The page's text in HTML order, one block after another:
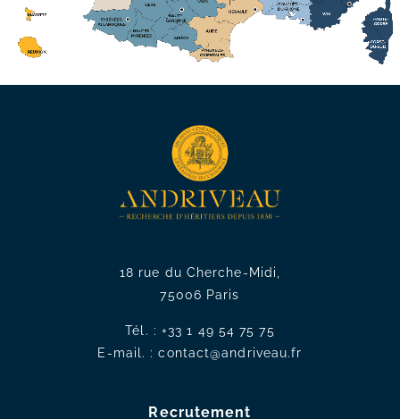
18 rue du Cherche-Midi,
75006 Paris
Tél. : +33 1 49 54 75 75
E-mail. :contact@andriveau.fr
Recrutement